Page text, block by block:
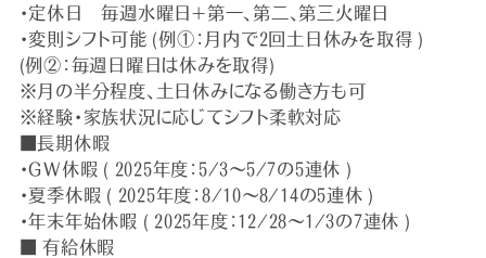
・定休日 毎週水曜日＋第一、第二、第三火曜日
・変則シフト可能 (例①：月内で2回土日休みを取得 )
(例②：毎週日曜日は休みを取得)
※月の半分程度、土日休みになる働き方も可
※経験・家族状況に応じてシフト柔軟対応
■長期休暇
・GW休暇 ( 2025年度：5/3～5/7の5連休 )
・夏季休暇 ( 2025年度：8/10～8/14の5連休 )
・年末年始休暇 ( 2025年度：12/28～1/3の7連休 )
■ 有給休暇